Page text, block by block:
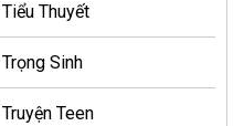
Tiểu Thuyết
Trọng Sinh
Truyện Teen